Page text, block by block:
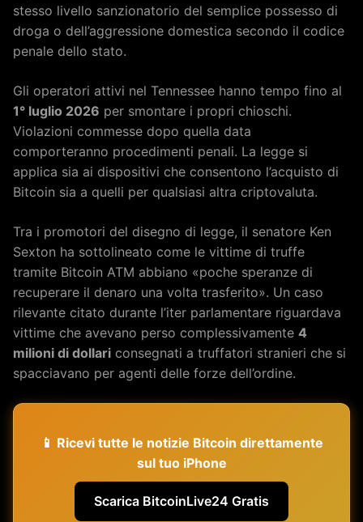
stesso livello sanzionatorio del semplice possesso di
droga o dell’aggressione domestica secondo il codice
penale dello stato.
Gli operatori attivi nel Tennessee hanno tempo fino al
1° luglio 2026 per smontare i propri chioschi.
Violazioni commesse dopo quella data
comporteranno procedimenti penali. La legge si
applica sia ai dispositivi che consentono l’acquisto di
Bitcoin sia a quelli per qualsiasi altra criptovaluta.
Tra i promotori del disegno di legge, il senatore Ken
Sexton ha sottolineato come le vittime di truffe
tramite Bitcoin ATM abbiano «poche speranze di
recuperare il denaro una volta trasferito». Un caso
rilevante citato durante l’iter parlamentare riguardava
vittime che avevano perso complessivamente 4
milioni di dollari consegnati a truffatori stranieri che si
spacciavano per agenti delle forze dell’ordine.
📱 Ricevi tutte le notizie Bitcoin direttamente
sul tuo iPhone
Scarica BitcoinLive24 Gratis